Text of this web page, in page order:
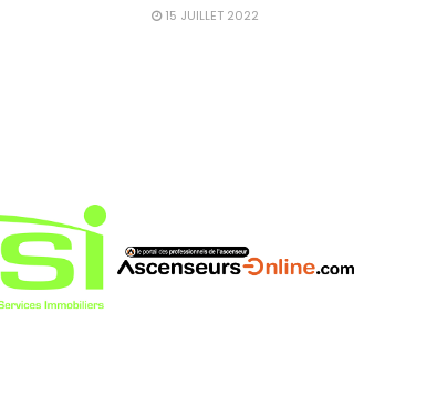
15 JUILLET 2022